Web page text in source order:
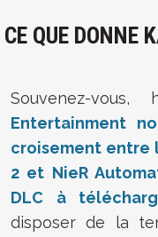
QUE DONNE
Souvenez-
Entertainment
croisement entre
2 et NieR
DLC à
disposer de la